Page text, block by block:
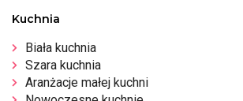
Kuchnia
Biała kuchnia
Szara kuchnia
Aranżacje małej kuchni